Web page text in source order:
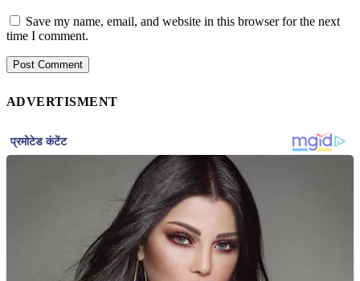
Save my name, email, and website in this browser for the next
time I comment.
ADVERTISMENT